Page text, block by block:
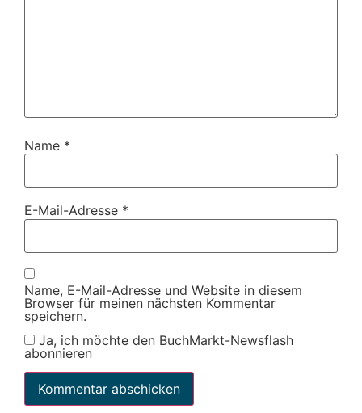
Name *
E-Mail-Adresse *
Name, E-Mail-Adresse und Website in diesem
Browser für meinen nächsten Kommentar
speichern.
Ja, ich möchte den BuchMarkt-Newsflash
abonnieren